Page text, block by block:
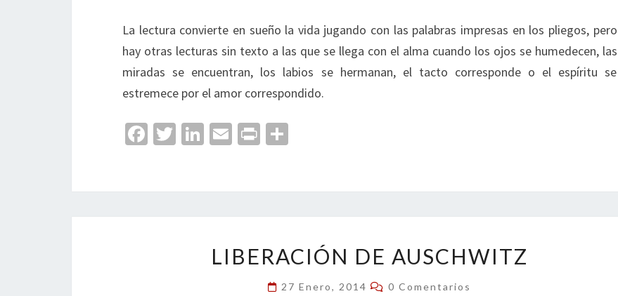
La lectura convierte en sueño la vida jugando con las palabras impresas en los pliegos, pero
hay otras lecturas sin texto a las que se llega con el alma cuando los ojos se humedecen, las
miradas se encuentran, los labios se hermanan, el tacto corresponde o el espíritu se
estremece por el amor correspondido.
Fa
o
T
Li
n
E
Pr
ar
tir
DE
AUSCHWITZ
LIBERACIÓN DE AUSCHWITZ
27 Enero, 2014 Comentarios
0 Comentarios